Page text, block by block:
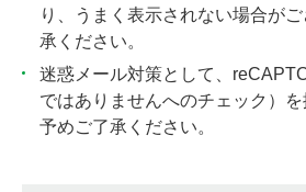
り、うまく表示されない場合が
承ください。
迷惑メール対策として、
ではありませんへのチェック）を
予めご了承ください。